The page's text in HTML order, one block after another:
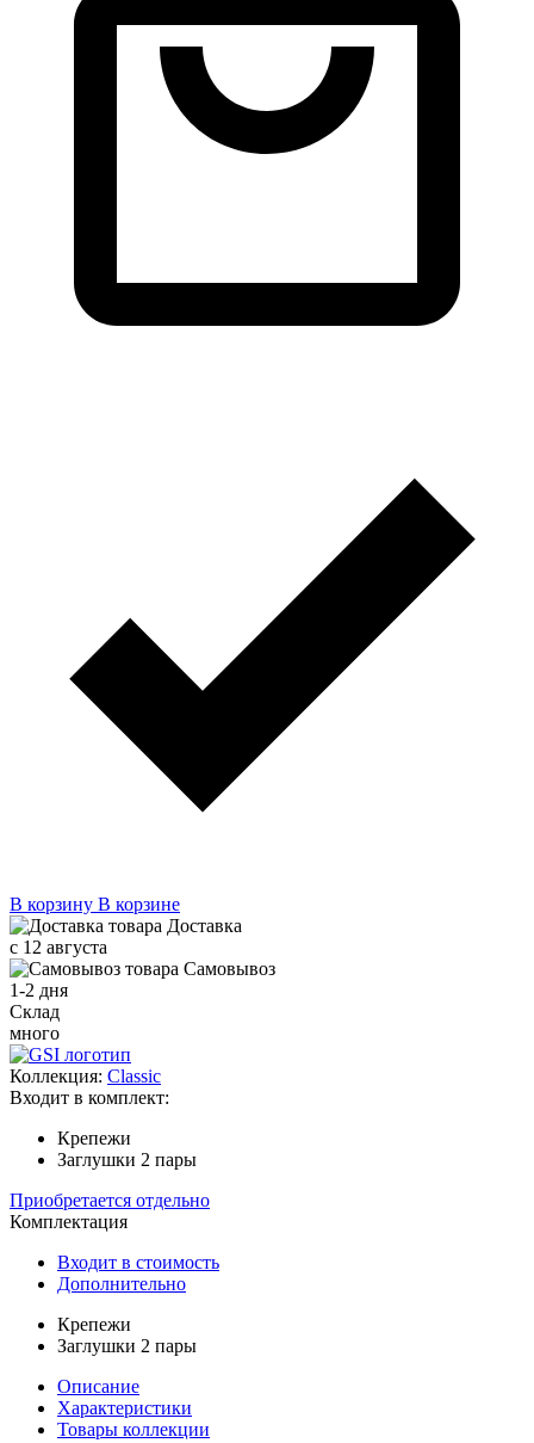
В корзину В корзине
Доставка
с 12 августа
Самовывоз
1-2 дня
Cклад
много
Коллекция: Classic
Входит в комплект:
Крепежи
Заглушки 2 пары
Приобретается отдельно
Комплектация
Входит в стоимость
Дополнительно
Крепежи
Заглушки 2 пары
Описание
Характеристики
Товары коллекции